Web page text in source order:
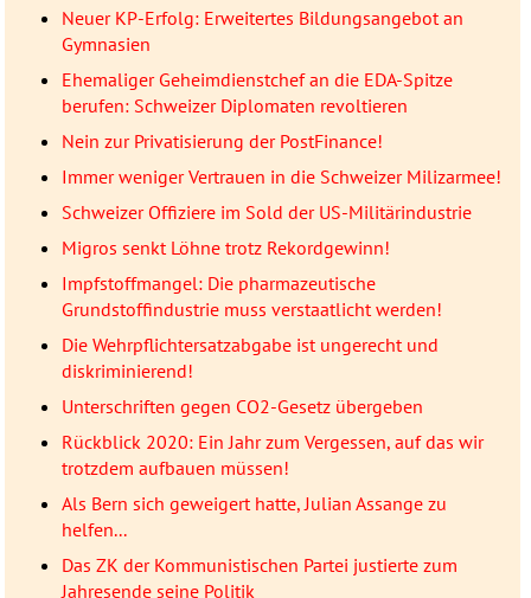
Neuer KP-Erfolg: Erweitertes Bildungsangebot an
Gymnasien
Ehemaliger Geheimdienstchef an die EDA-Spitze
berufen: Schweizer Diplomaten revoltieren
Nein zur Privatisierung der PostFinance!
Immer weniger Vertrauen in die Schweizer Milizarmee!
Schweizer Offiziere im Sold der US-Militärindustrie
Migros senkt Löhne trotz Rekordgewinn!
Impfstoffmangel: Die pharmazeutische
Grundstoffindustrie muss verstaatlicht werden!
Die Wehrpflichtersatzabgabe ist ungerecht und
diskriminierend!
Unterschriften gegen CO2-Gesetz übergeben
Rückblick 2020: Ein Jahr zum Vergessen, auf das wir
trotzdem aufbauen müssen!
Als Bern sich geweigert hatte, Julian Assange zu
helfen...
Das ZK der Kommunistischen Partei justierte zum
Jahresende seine Politik